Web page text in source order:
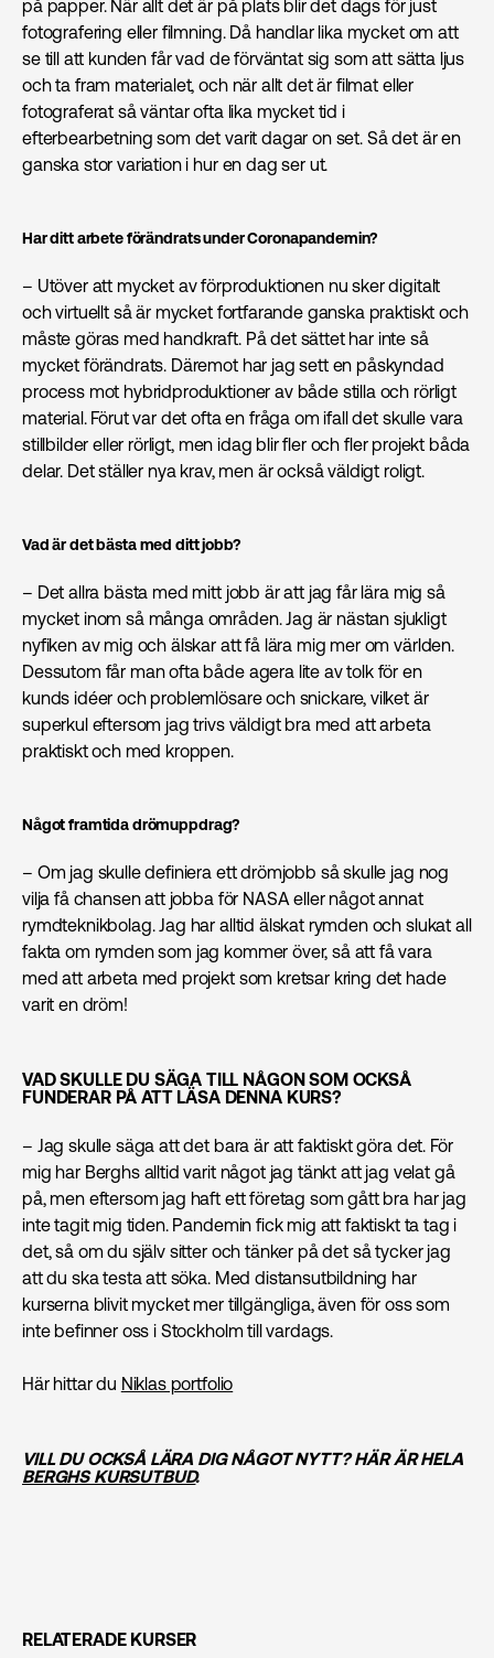
på papper. När allt det är på plats blir det dags för just
fotografering eller filmning. Då handlar lika mycket om att
se till att kunden får vad de förväntat sig som att sätta ljus
och ta fram materialet, och när allt det är filmat eller
fotograferat så väntar ofta lika mycket tid i
efterbearbetning som det varit dagar on set. Så det är en
ganska stor variation i hur en dag ser ut.
Har ditt arbete förändrats under Coronapandemin?
– Utöver att mycket av förproduktionen nu sker digitalt
och virtuellt så är mycket fortfarande ganska praktiskt och
måste göras med handkraft. På det sättet har inte så
mycket förändrats. Däremot har jag sett en påskyndad
process mot hybridproduktioner av både stilla och rörligt
material. Förut var det ofta en fråga om ifall det skulle vara
stillbilder eller rörligt, men idag blir fler och fler projekt båda
delar. Det ställer nya krav, men är också väldigt roligt.
Vad är det bästa med ditt jobb?
– Det allra bästa med mitt jobb är att jag får lära mig så
mycket inom så många områden. Jag är nästan sjukligt
nyfiken av mig och älskar att få lära mig mer om världen.
Dessutom får man ofta både agera lite av tolk för en
kunds idéer och problemlösare och snickare, vilket är
superkul eftersom jag trivs väldigt bra med att arbeta
praktiskt och med kroppen.
Något framtida drömuppdrag?
– Om jag skulle definiera ett drömjobb så skulle jag nog
vilja få chansen att jobba för NASA eller något annat
rymdteknikbolag. Jag har alltid älskat rymden och slukat all
fakta om rymden som jag kommer över, så att få vara
med att arbeta med projekt som kretsar kring det hade
varit en dröm!
VAD SKULLE DU SÄGA TILL NÅGON SOM OCKSÅ
FUNDERAR PÅ ATT LÄSA DENNA KURS?
– Jag skulle säga att det bara är att faktiskt göra det. För
mig har Berghs alltid varit något jag tänkt att jag velat gå
på, men eftersom jag haft ett företag som gått bra har jag
inte tagit mig tiden. Pandemin fick mig att faktiskt ta tag i
det, så om du själv sitter och tänker på det så tycker jag
att du ska testa att söka. Med distansutbildning har
kurserna blivit mycket mer tillgängliga, även för oss som
inte befinner oss i Stockholm till vardags.
Här hittar du Niklas portfolio
VILL DU OCKSÅ LÄRA DIG NÅGOT NYTT? HÄR ÄR HELA
BERGHS KURSUTBUD.
RELATERADE KURSER